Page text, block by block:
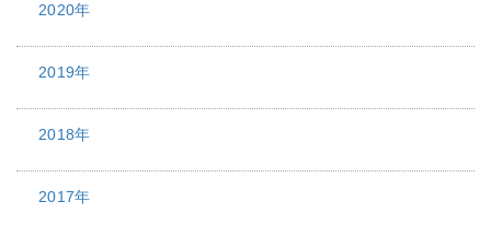
2020年
2019年
2018年
2017年